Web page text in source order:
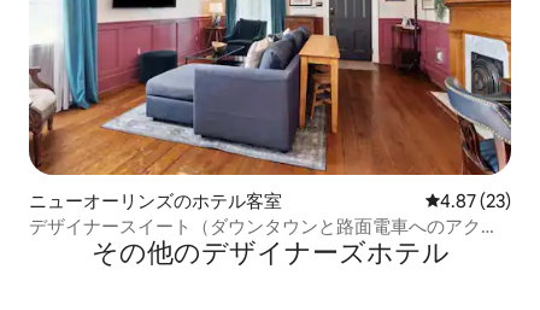
ニューオーリンズのホテル客室 レビュー23
4.87 (23)
デザイナースイート（ダウンタウンと路面電車へのアクセ
その他のデザイナーズホテル